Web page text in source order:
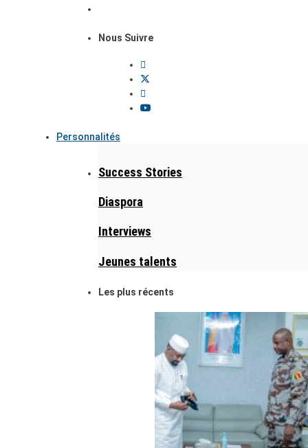
Nous Suivre
Personnalités
Success Stories
Diaspora
Interviews
Jeunes talents
Les plus récents